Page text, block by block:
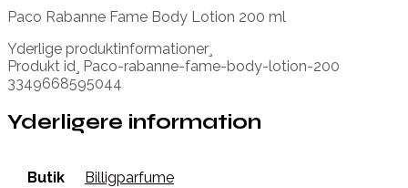
Paco Rabanne Fame Body Lotion 200 ml
Yderlige produktinformationer¸
Produkt id¸ Paco-rabanne-fame-body-lotion-200
3349668595044
Yderligere information
Butik Billigparfume